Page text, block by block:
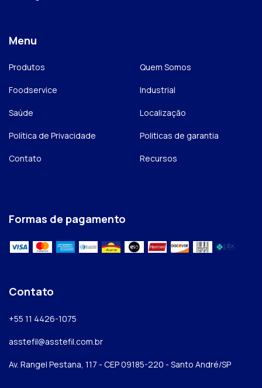
Menu
Produtos Quem Somos
Foodservice Industrial
Saúde Localização
Política de Privacidade Politicas de garantia
Contato Recursos
Formas de pagamento
Contato
+55 11 4426-1075
asstefil@asstefil.com.br
Av. Rangel Pestana, 117 - CEP 09185-220 - Santo André/SP